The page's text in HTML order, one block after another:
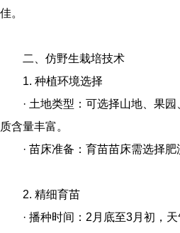
佳。
二、仿野生栽培技术
1. 种植环境选择
· 土地类型：可选择山地、果
质含量丰富。
· 苗床准备：育苗苗床需选择
2. 精细育苗
· 播种时间：2月底至3月初，天